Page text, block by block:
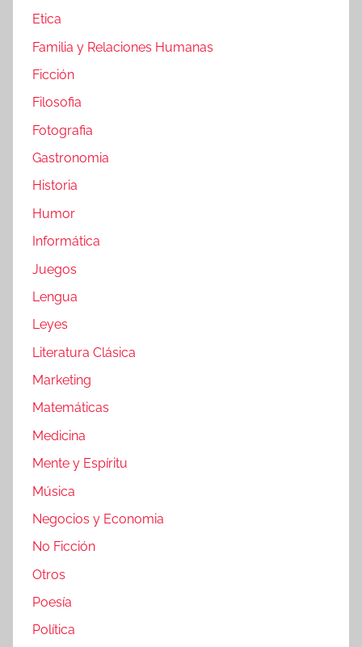
Etica
Familia y Relaciones Humanas
Ficción
Filosofia
Fotografia
Gastronomia
Historia
Humor
Informática
Juegos
Lengua
Leyes
Literatura Clásica
Marketing
Matemáticas
Medicina
Mente y Espíritu
Música
Negocios y Economia
No Ficción
Otros
Poesía
Política